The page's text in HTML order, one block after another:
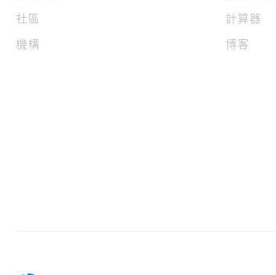
社區
機構
計算器
博客